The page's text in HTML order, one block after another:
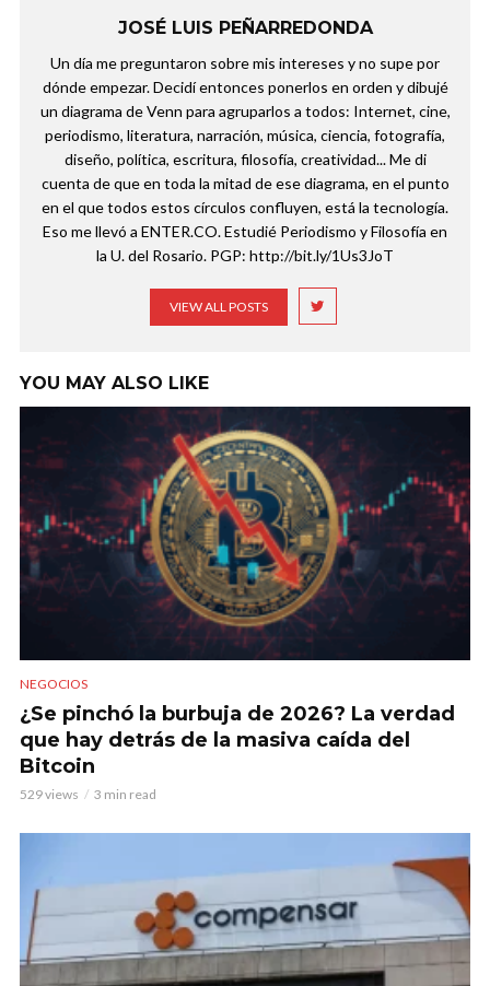
JOSÉ LUIS PEÑARREDONDA
Un día me preguntaron sobre mis intereses y no supe por
dónde empezar. Decidí entonces ponerlos en orden y dibujé
un diagrama de Venn para agruparlos a todos: Internet, cine,
periodismo, literatura, narración, música, ciencia, fotografía,
diseño, política, escritura, filosofía, creatividad... Me di
cuenta de que en toda la mitad de ese diagrama, en el punto
en el que todos estos círculos confluyen, está la tecnología.
Eso me llevó a ENTER.CO. Estudié Periodismo y Filosofía en
la U. del Rosario. PGP: http://bit.ly/1Us3JoT
VIEW ALL POSTS
YOU MAY ALSO LIKE
NEGOCIOS
¿Se pinchó la burbuja de 2026? La verdad
que hay detrás de la masiva caída del
Bitcoin
529 views 3 min read